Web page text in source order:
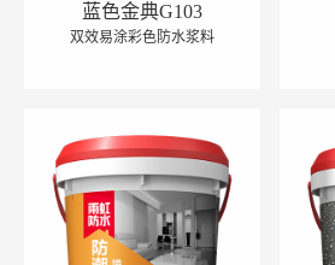
蓝色金典G103
双效易涂彩色防水浆料